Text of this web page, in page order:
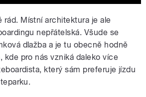
rád. Místní architektura je ale
nepřátelská. Všude se
dlažba a je tu obecně hodně
kde pro nás vzniká daleko více
který sám preferuje jízdu